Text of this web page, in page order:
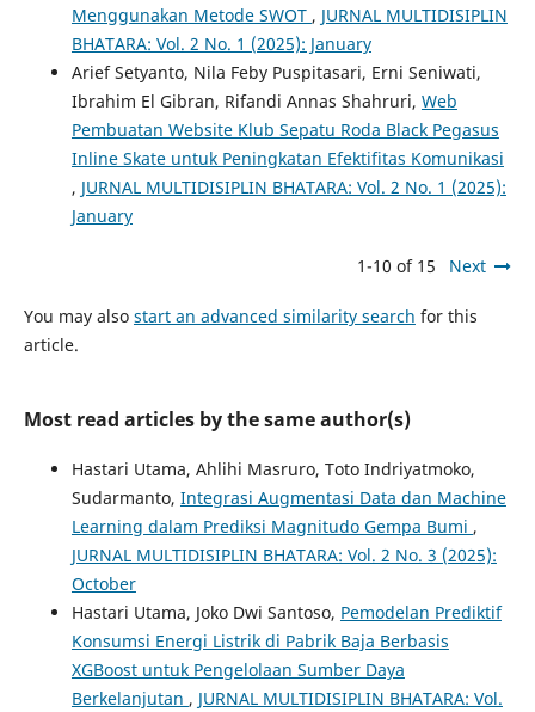
Menggunakan Metode SWOT , JURNAL MULTIDISIPLIN
BHATARA: Vol. 2 No. 1 (2025): January
Arief Setyanto, Nila Feby Puspitasari, Erni Seniwati,
Ibrahim El Gibran, Rifandi Annas Shahruri, Web
Pembuatan Website Klub Sepatu Roda Black Pegasus
Inline Skate untuk Peningkatan Efektifitas Komunikasi
, JURNAL MULTIDISIPLIN BHATARA: Vol. 2 No. 1 (2025):
January
1-10 of 15 Next
You may also start an advanced similarity search for this
article.
Most read articles by the same author(s)
Hastari Utama, Ahlihi Masruro, Toto Indriyatmoko,
Sudarmanto, Integrasi Augmentasi Data dan Machine
Learning dalam Prediksi Magnitudo Gempa Bumi ,
JURNAL MULTIDISIPLIN BHATARA: Vol. 2 No. 3 (2025):
October
Hastari Utama, Joko Dwi Santoso, Pemodelan Prediktif
Konsumsi Energi Listrik di Pabrik Baja Berbasis
XGBoost untuk Pengelolaan Sumber Daya
Berkelanjutan , JURNAL MULTIDISIPLIN BHATARA: Vol.